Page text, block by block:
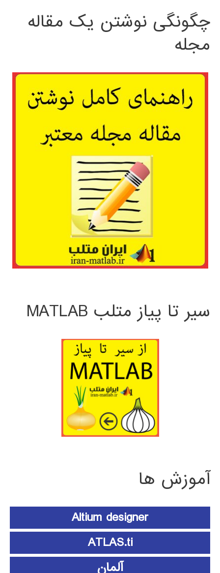
چگونگی نوشتن یک مقاله
مجله
سیر تا پیاز متلب MATLAB
آموزش ها
Altium designer
ATLAS.ti
آلمان